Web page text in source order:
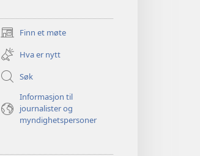
Finn et møte
(åpner
nytt
vindu)
Hva er nytt
Søk
Informasjon til
journalister og
myndighetspersoner